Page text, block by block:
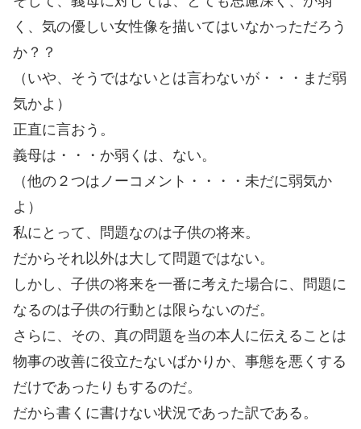
く、気の優しい女性像を描いてはいなかっただろう
か？？
（いや、そうではないとは言わないが・・・まだ弱
気かよ）
正直に言おう。
義母は・・・か弱くは、ない。
（他の２つはノーコメント・・・・未だに弱気か
よ）
私にとって、問題なのは子供の将来。
だからそれ以外は大して問題ではない。
しかし、子供の将来を一番に考えた場合に、問題に
なるのは子供の行動とは限らないのだ。
さらに、その、真の問題を当の本人に伝えることは
物事の改善に役立たないばかりか、事態を悪くする
だけであったりもするのだ。
だから書くに書けない状況であった訳である。